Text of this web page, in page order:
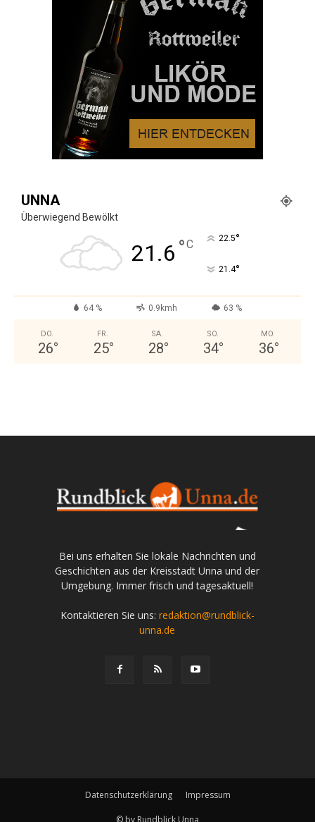
UNNA
Überwiegend Bewölkt
21.6 °C 22.5°
21.4°
64 % 0.9kmh 63 %
DO.
26°
FR.
25°
SA.
28°
SO.
34°
MO.
36°
Bei uns erhalten Sie lokale Nachrichten und
Geschichten aus der Kreisstadt Unna und der
Umgebung. Immer frisch und tagesaktuell!
Kontaktieren Sie uns: redaktion@rundblick-
unna.de
Datenschutzerklärung Impressum
© by Rundblick Unna